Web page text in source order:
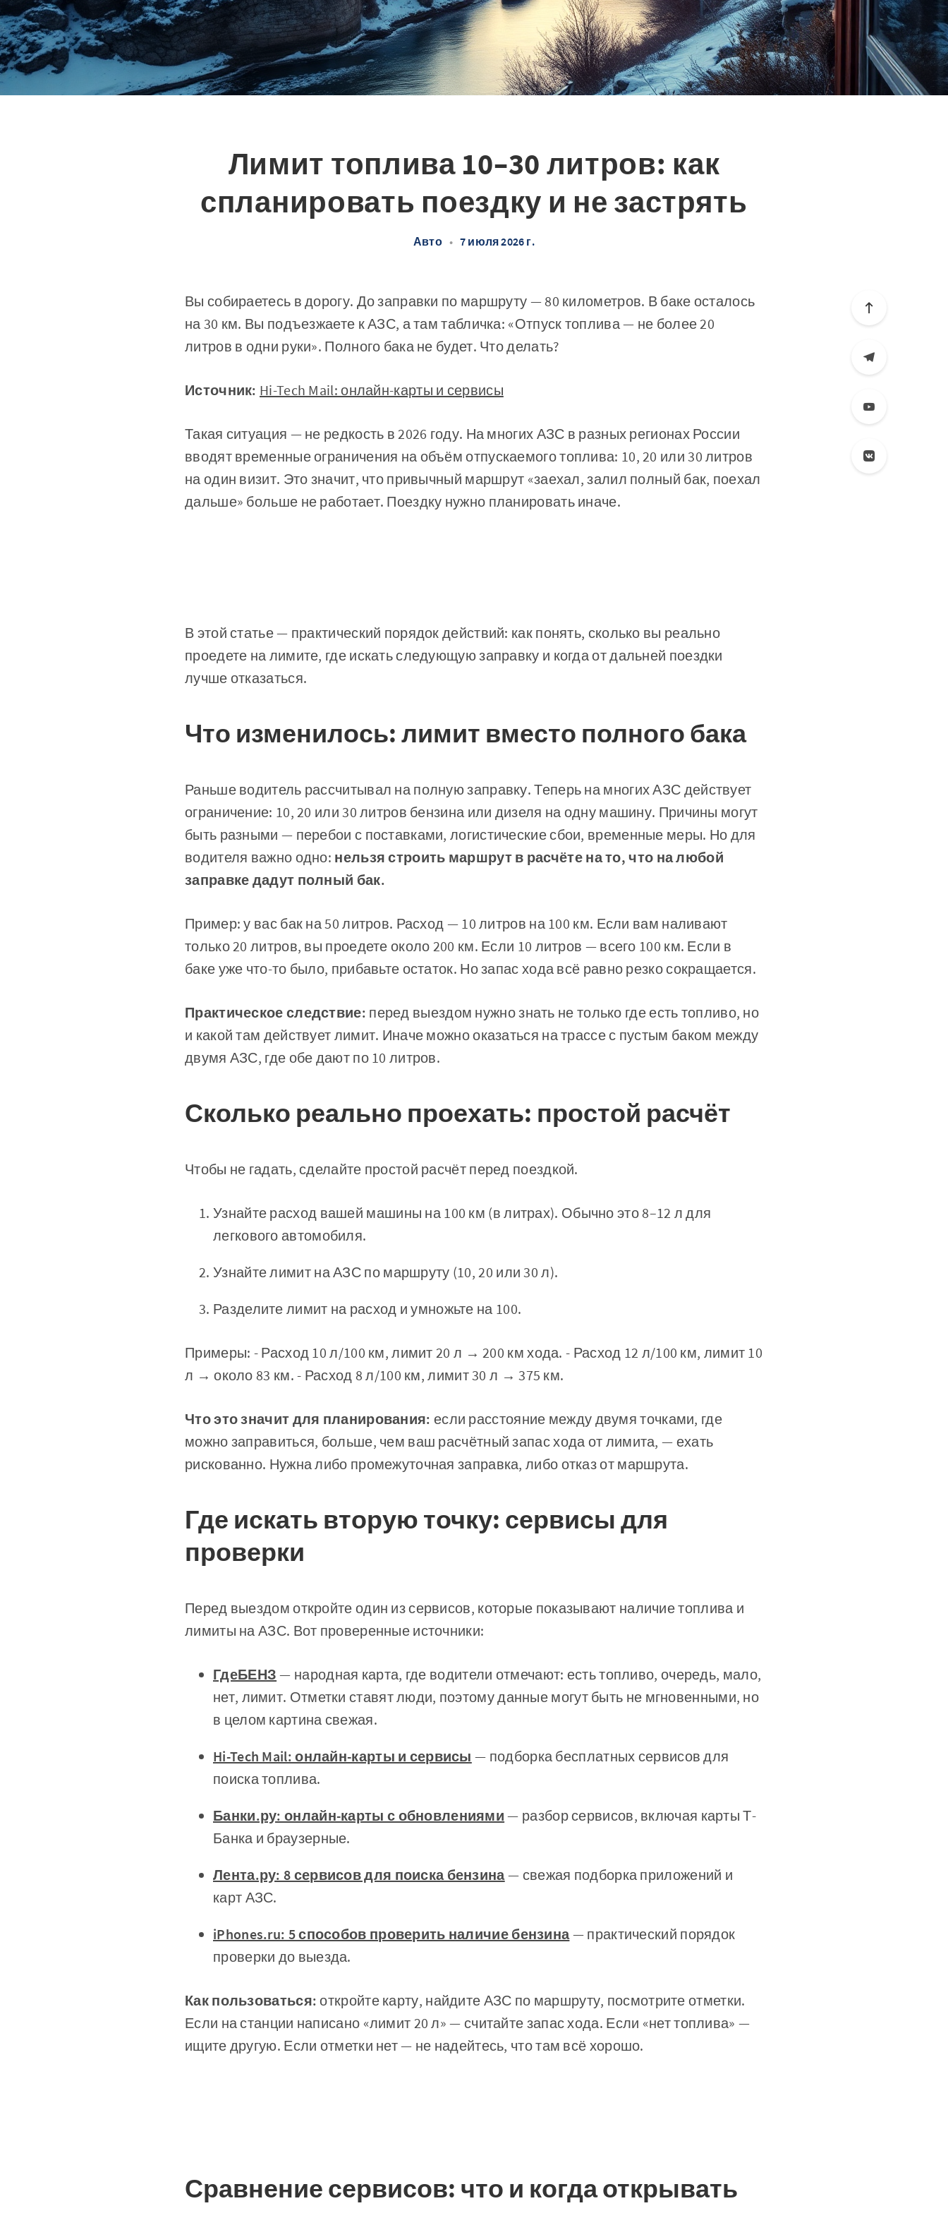
Лимит топлива 10–30 литров: как
спланировать поездку и не застрять
Авто • 7 июля 2026 г.
Вы собираетесь в дорогу. До заправки по маршруту — 80 километров. В баке осталось
на 30 км. Вы подъезжаете к АЗС, а там табличка: «Отпуск топлива — не более 20
литров в одни руки». Полного бака не будет. Что делать?
Источник: Hi-Tech Mail: онлайн-карты и сервисы
Такая ситуация — не редкость в 2026 году. На многих АЗС в разных регионах России
вводят временные ограничения на объём отпускаемого топлива: 10, 20 или 30 литров
на один визит. Это значит, что привычный маршрут «заехал, залил полный бак, поехал
дальше» больше не работает. Поездку нужно планировать иначе.
В этой статье — практический порядок действий: как понять, сколько вы реально
проедете на лимите, где искать следующую заправку и когда от дальней поездки
лучше отказаться.
Что изменилось: лимит вместо полного бака
Раньше водитель рассчитывал на полную заправку. Теперь на многих АЗС действует
ограничение: 10, 20 или 30 литров бензина или дизеля на одну машину. Причины могут
быть разными — перебои с поставками, логистические сбои, временные меры. Но для
водителя важно одно: нельзя строить маршрут в расчёте на то, что на любой
заправке дадут полный бак.
Пример: у вас бак на 50 литров. Расход — 10 литров на 100 км. Если вам наливают
только 20 литров, вы проедете около 200 км. Если 10 литров — всего 100 км. Если в
баке уже что-то было, прибавьте остаток. Но запас хода всё равно резко сокращается.
Практическое следствие: перед выездом нужно знать не только где есть топливо, но
и какой там действует лимит. Иначе можно оказаться на трассе с пустым баком между
двумя АЗС, где обе дают по 10 литров.
Сколько реально проехать: простой расчёт
Чтобы не гадать, сделайте простой расчёт перед поездкой.
Узнайте расход вашей машины на 100 км (в литрах). Обычно это 8–12 л для
легкового автомобиля.
Узнайте лимит на АЗС по маршруту (10, 20 или 30 л).
Разделите лимит на расход и умножьте на 100.
Примеры: - Расход 10 л/100 км, лимит 20 л → 200 км хода. - Расход 12 л/100 км, лимит 10
л → около 83 км. - Расход 8 л/100 км, лимит 30 л → 375 км.
Что это значит для планирования: если расстояние между двумя точками, где
можно заправиться, больше, чем ваш расчётный запас хода от лимита, — ехать
рискованно. Нужна либо промежуточная заправка, либо отказ от маршрута.
Где искать вторую точку: сервисы для
проверки
Перед выездом откройте один из сервисов, которые показывают наличие топлива и
лимиты на АЗС. Вот проверенные источники:
ГдеБЕНЗ — народная карта, где водители отмечают: есть топливо, очередь, мало,
нет, лимит. Отметки ставят люди, поэтому данные могут быть не мгновенными, но
в целом картина свежая.
Hi-Tech Mail: онлайн-карты и сервисы — подборка бесплатных сервисов для
поиска топлива.
Банки.ру: онлайн-карты с обновлениями — разбор сервисов, включая карты Т-
Банка и браузерные.
Лента.ру: 8 сервисов для поиска бензина— свежая подборка приложений и
карт АЗС.
iPhones.ru: 5 способов проверить наличие бензина— практический порядок
проверки до выезда.
Как пользоваться: откройте карту, найдите АЗС по маршруту, посмотрите отметки.
Если на станции написано «лимит 20 л» — считайте запас хода. Если «нет топлива» —
ищите другую. Если отметки нет — не надейтесь, что там всё хорошо.
Сравнение сервисов: что и когда открывать